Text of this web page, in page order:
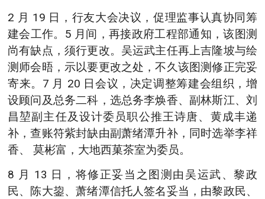
2 月 19 日，行友大会决议，促理监事认真协同筹
建会工作。5 月间，再接政府工程部通知，该图测
尚有缺点，须行更改。吴运武主任再上吉隆坡与绘
测师会晤，示以要更改之处，不久该图测修正完妥
寄来。7 月 20 日会议，决定调整筹建会组织，增
设顾问及总务二科，选总务李焕香、副林斯江、刘
昌堃副主任及设计委员职公推王诗唐、黄成丰递
补，查账符紫封缺由副萧绪潭升补，同时选举李祥
香、 莫彬富，大地西菓茶室为委员。
8 月 13 日，将修正妥当之图测由吴运武、黎政
民、陈大鋆、萧绪潭信托人签名妥当，由黎政民、